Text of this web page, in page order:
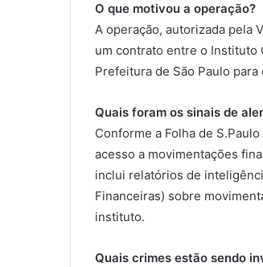
O que motivou a operação?
A operação, autorizada pela
um contrato entre o Instituto
Prefeitura de São Paulo
Quais foram os sinais de
Conforme a Folha de
acesso a movimentações
inclui relatórios de
Financeiras) sobre
instituto.
Quais crimes estão sendo